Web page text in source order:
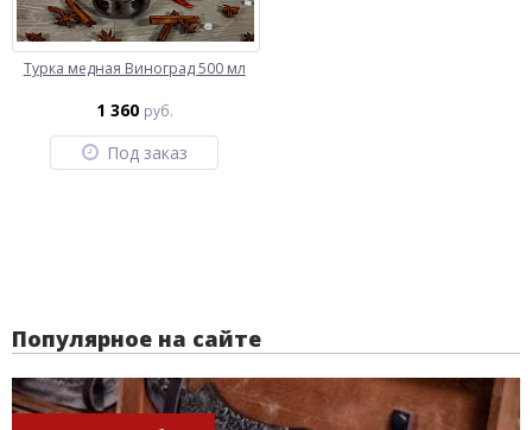
Турка медная Виноград 500 мл
1 360 руб.
Под заказ
Популярное на сайте